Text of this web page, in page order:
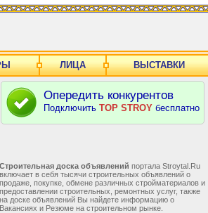
ЛИЦА ВЫСТАВКИ
Опередить конкурентов
Подключить TOP STROY бесплатно
Строительная доска объявлений портала Stroytal.Ru
включает в себя тысячи строительных объявлений о
продаже, покупке, обмене различных стройматериалов и
предоставлении строительных, ремонтных услуг, также
на доске объявлений Вы найдете информацию о
Вакансиях и Резюме на строительном рынке.